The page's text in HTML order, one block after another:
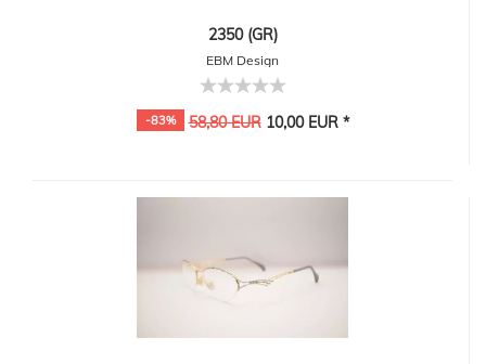
2350 (GR)
EBM Design
-83% 58,80 EUR10,00 EUR *